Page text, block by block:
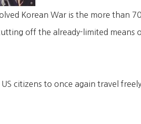
Korean War is the more than
off the already-limited means
citizens to once again travel